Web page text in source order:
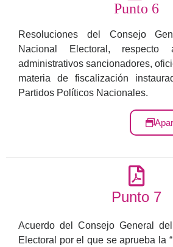
Punto 6
Resoluciones del Consejo
Nacional Electoral, respecto
administrativos sancionadores,
materia de fiscalización
Partidos Políticos Nacionales.
Punto 7
Acuerdo del Consejo General
Electoral por el que se aprueba la